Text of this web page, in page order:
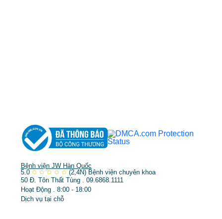
Bệnh viện JW Hàn Quốc
5.0 ✩ ✩ ✩ ✩ ✩ (2,4N) Bệnh viện chuyên khoa
50 Đ. Tôn Thất Tùng . 09.6868.1111
Hoạt Động . 8:00 - 18:00
Dịch vụ tại chỗ